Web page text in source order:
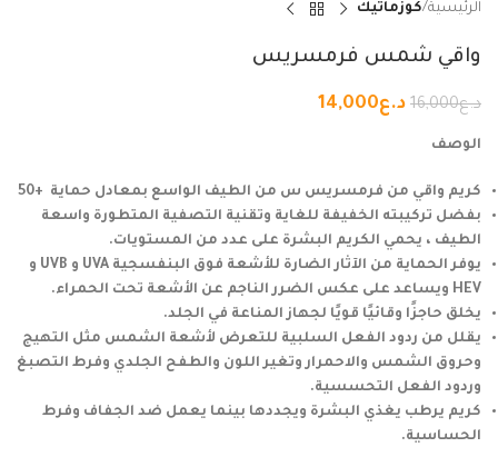
الرئيسية كوزماتيك
واقي شمس فرمسريس
د.ع16,000 د.ع14,000
الوصف
كريم واقي من فرمسريس س من الطيف الواسع بمعادل حماية +50
بفضل تركيبته الخفيفة للغاية وتقنية التصفية المتطورة واسعة
الطيف ، يحمي الكريم البشرة على عدد من المستويات.
يوفر الحماية من الآثار الضارة للأشعة فوق البنفسجية UVA و UVB و
HEV ويساعد على عكس الضرر الناجم عن الأشعة تحت الحمراء.
يخلق حاجزًا وقائيًا قويًا لجهاز المناعة في الجلد.
يقلل من ردود الفعل السلبية للتعرض لأشعة الشمس مثل التهيج
وحروق الشمس والاحمرار وتغير اللون والطفح الجلدي وفرط التصبغ
وردود الفعل التحسسية.
كريم يرطب يغذي البشرة ويجددها بينما يعمل ضد الجفاف وفرط
الحساسية.